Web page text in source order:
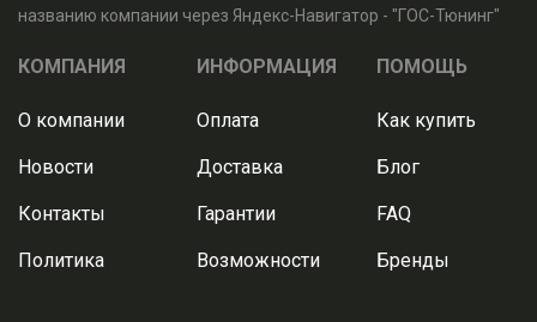
названию компании через Яндекс-Навигатор - "ГОС-Тюнинг"
КОМПАНИЯ
О компании
Новости
Контакты
Политика
ИНФОРМАЦИЯ
Оплата
Доставка
Гарантии
Возможности
ПОМОЩЬ
Как купить
Блог
FAQ
Бренды